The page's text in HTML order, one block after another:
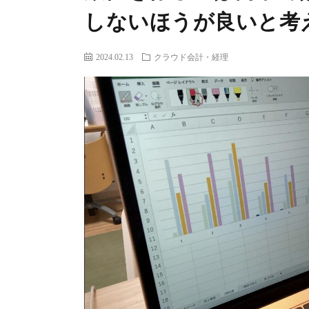
しないほうが良いと考
2024.02.13 クラウド会計・経理